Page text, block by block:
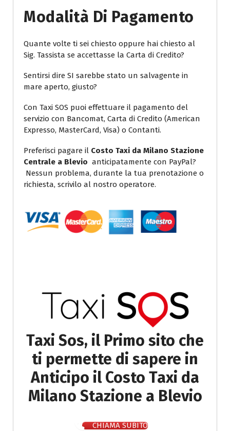
Modalità Di Pagamento
Quante volte ti sei chiesto oppure hai chiesto al
Sig. Tassista se accettasse la Carta di Credito?
Sentirsi dire SI sarebbe stato un salvagente in
mare aperto, giusto?
Con Taxi SOS puoi effettuare il pagamento del
servizio con Bancomat, Carta di Credito (American
Expresso, MasterCard, Visa) o Contanti.
Preferisci pagare il Costo Taxi da Milano Stazione
Centrale a Blevio anticipatamente con PayPal?
Nessun problema, durante la tua prenotazione o
richiesta, scrivilo al nostro operatore.
Taxi Sos, il Primo sito che
ti permette di sapere in
Anticipo il Costo Taxi da
Milano Stazione a Blevio
CHIAMA SUBITO